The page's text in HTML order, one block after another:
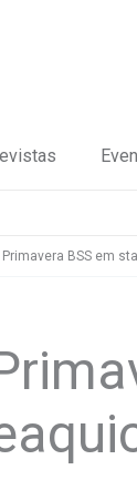
BSS em